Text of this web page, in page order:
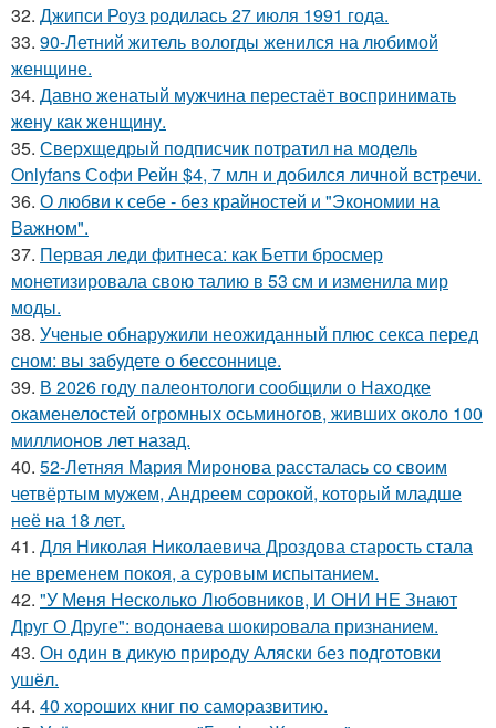
32. Джипси Роуз родилась 27 июля 1991 года.
33. 90-Летний житель вологды женился на любимой
женщине.
34. Давно женатый мужчина перестаёт воспринимать
жену как женщину.
35. Сверхщедрый подписчик потратил на модель
Onlyfans Софи Рейн $4, 7 млн и добился личной встречи.
36. О любви к себе - без крайностей и "Экономии на
Важном".
37. Первая леди фитнеса: как Бетти бросмер
монетизировала свою талию в 53 см и изменила мир
моды.
38. Ученые обнаружили неожиданный плюс секса перед
сном: вы забудете о бессоннице.
39. В 2026 году палеонтологи сообщили о Находке
окаменелостей огромных осьминогов, живших около 100
миллионов лет назад.
40. 52-Летняя Мария Миронова рассталась со своим
четвёртым мужем, Андреем сорокой, который младше
неё на 18 лет.
41. Для Николая Николаевича Дроздова старость стала
не временем покоя, а суровым испытанием.
42. "У Меня Несколько Любовников, И ОНИ НЕ Знают
Друг О Друге": водонаева шокировала признанием.
43. Он один в дикую природу Аляски без подготовки
ушёл.
44. 40 хороших книг по саморазвитию.